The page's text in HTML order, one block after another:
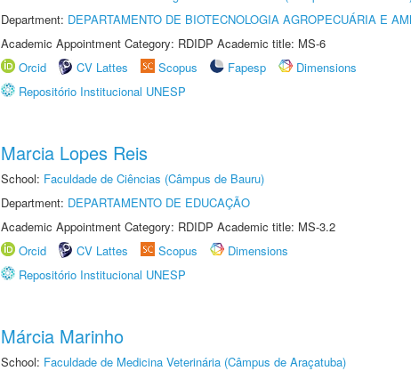
Department: DEPARTAMENTO DE BIOTECNOLOGIA AGROPECUÁRIA E
Academic Appointment Category: RDIDP Academic title: MS-6
Orcid
CV Lattes Scopus Fapesp
Dimensions
Repositório Institucional UNESP
Marcia Lopes Reis
School: Faculdade de Ciências (Câmpus de Bauru)
Department: DEPARTAMENTO DE EDUCAÇÃO
Academic Appointment Category: RDIDP Academic title: MS-3.2
Orcid
CV Lattes Scopus
Dimensions
Repositório Institucional UNESP
Márcia Marinho
School: Faculdade de Medicina Veterinária (Câmpus de Araçatuba)